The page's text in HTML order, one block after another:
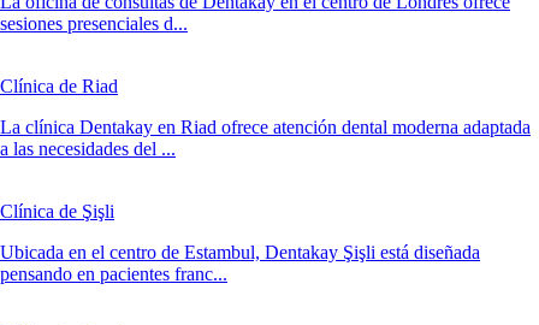
sesiones presenciales d...
Clínica de Riad
La clínica Dentakay en Riad ofrece atención dental moderna adaptada
a las necesidades del ...
Clínica de Şişli
Ubicada en el centro de Estambul, Dentakay Şişli está diseñada
pensando en pacientes franc...